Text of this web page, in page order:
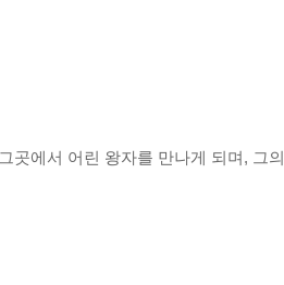
곳에서 어린 왕자를 만나게 되며, 그의